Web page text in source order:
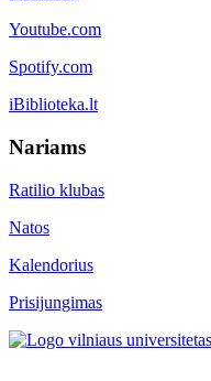
Youtube.com
Spotify.com
iBiblioteka.lt
Nariams
Ratilio klubas
Natos
Kalendorius
Prisijungimas